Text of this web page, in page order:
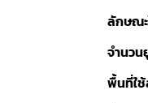
ลักษณะ
จำนวน
พื้นที่ใ